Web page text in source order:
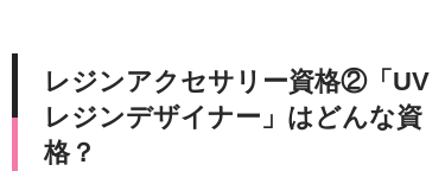
レジンアクセサリー資格②「UV
レジンデザイナー」はどんな資
格？